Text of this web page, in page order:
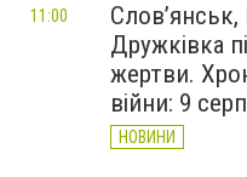
Слов’янськ,
Дружківка
жертви.
війни: 9
НОВИНИ
11:00